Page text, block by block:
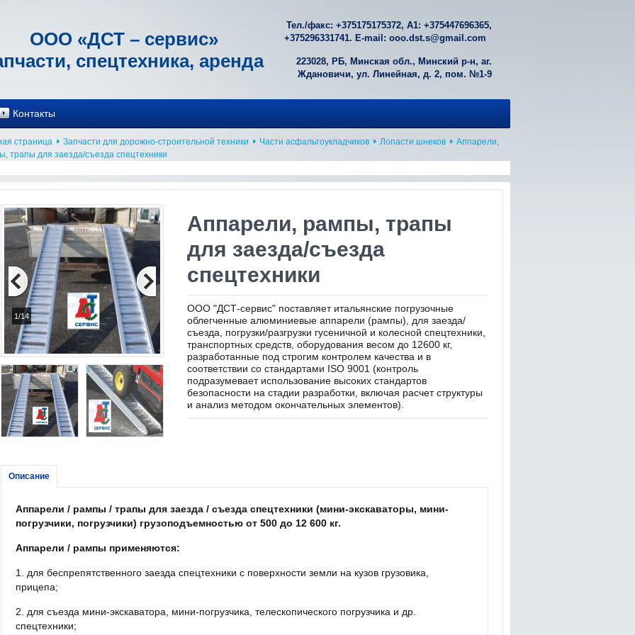
Контакты
Тел./факс: +375175175372, А1: +375447696365,
+375296331741. E-mail: ooo.dst.s@gmail.com
223028, РБ, Минская обл., Минский р-н, аг.
Ждановичи, ул. Линейная, д. 2, пом. №1-9
ООО «ДСТ – сервис»
спецтехника, аренда
страница Запчасти для дорожно-строительной техники Части асфальтоукладчиков Лопасти шнеков
Аппарели,
трапы для заезда/съезда спецтехники
Аппарели, рампы, трапы
для заезда/съезда
спецтехники
ООО "ДСТ-сервис" поставляет итальянские погрузочные
облегченные алюминиевые аппарели (рампы), для заезда/
съезда, погрузки/разгрузки гусеничной и колесной спецтехники,
транспортных средств, оборудования весом до 12600 кг,
разработанные под строгим контролем качества и в
соответствии со стандартами ISO 9001 (контроль
подразумевает использование высоких стандартов
безопасности на стадии разработки, включая расчет структуры
и анализ методом окончательных элементов).
1/14
Описание
Аппарели / рампы / трапы для заезда / съезда спецтехники (мини-экскаваторы, мини-
погрузчики, погрузчики) грузоподъемностью от 500 до 12 600 кг.
Аппарели / рампы применяются:
1. для беспрепятственного заезда спецтехники с поверхности земли на кузов грузовика,
прицепа;
2. для съезда мини-экскаватора, мини-погрузчика, телескопического погрузчика и др.
спецтехники;